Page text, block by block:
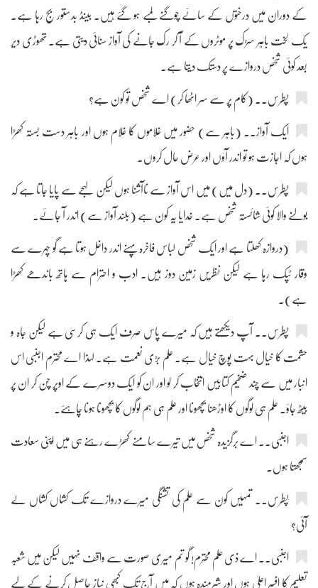
کے دوران میں درختوں کے سائے چوگنے لمبے ہو گئے ہیں۔ بینڈ بدستور بج رہا ہے۔
یک لخت باہر سڑک پر موٹروں کے آ کر رک جانے کی آواز سنائی دیتی ہے۔ تھوڑی دیر
بعد کوئی شخص دروازے پر دستک دیتا ہے۔
پطرس۔۔ (کام پر سے سر اٹھا کر) اے شخص تو کون ہے؟
ایک آواز۔۔ (باہر سے) حضور میں غلاموں کا غلام ہوں اور باہر دست بستہ کھڑا
ہوں کہ اجازت ہو تو اندر آؤں اور عرض حال کروں۔
پطرس۔۔ (دل میں) میں اس آواز سے ناآشنا ہوں لیکن لہجے سے پایا جاتا ہے کہ
بولنے والا کوئی شائستہ شخص ہے۔ خدایا یہ کون ہے (بلند آواز سے) اندر آ جائے۔
(دروازہ کھلتا ہے اور ایک شخص لباس فاخرہ پہنے اندر داخل ہوتا ہے گو چہرے سے
وقار ٹپک رہا ہے لیکن نظریں زمین دوز ہیں۔ ادب و احترام سے ہاتھ باندھے کھڑا
ہے)۔
پطرس۔۔ آپ دیکھتے ہیں کہ میرے پاس صرف ایک ہی کرسی ہے لیکن جاہ و
حشمت کا خیال بہت پوچ خیال ہے۔ علم بڑی نعمت ہے۔ لہذا اے محترم اجنبی اس
انبار میں سے چند ضخیم کتابیں انتخاب کر لو اور ان کو ایک دوسرے کے اوپر چن کر ان پر
بیٹھ جاؤ۔ علم ہی لوگوں کا اوڑھنا بچھونا اور علم ہی ہم لوگوں کا بچھونا ہونا چاہئے۔
اجنبی۔۔ اے برگزیدہ شخص میں تیرے سامنے کھڑے رہنے ہی میں اپنی سعادت
سمجھتا ہوں۔
پطرس۔۔ تمہیں کون سے علم کی تشنگی میرے دروازے تک کشاں کشاں لے
آئی؟
اجنبی۔۔ اے ذی علم محترم! گو تم میری صورت سے واقف نہیں لیکن میں شعبہ
تعلیم کا افسر اعلیٰ ہوں اور شرمندہ ہوں کہ میں آج تک کبھی نیاز حاصل کرنے کے لیے